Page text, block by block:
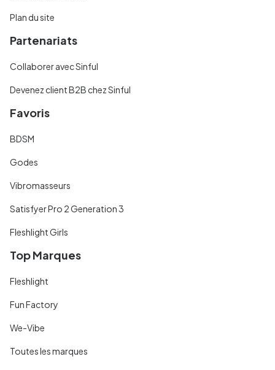
Plan du site
Partenariats
Collaborer avec Sinful
Devenez client B2B chez Sinful
Favoris
BDSM
Godes
Vibromasseurs
Satisfyer Pro 2 Generation 3
Fleshlight Girls
Top Marques
Fleshlight
Fun Factory
We-Vibe
Toutes les marques